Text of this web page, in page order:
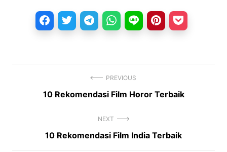
Navigasi
PREVIOUS
Previous
10 Rekomendasi Film Horor Terbaik
NEXT
Next
10 Rekomendasi Film India Terbaik